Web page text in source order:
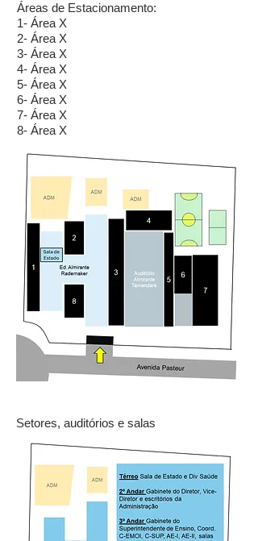
Áreas de Estacionamento:
1- Área X
2- Área X
3- Área X
4- Área X
5- Área X
6- Área X
7- Área X
8- Área X
Setores, auditórios e salas